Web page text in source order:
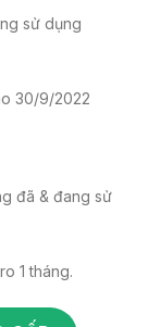
sử dụng
30/9/2022
đã & đang sử
1 tháng.